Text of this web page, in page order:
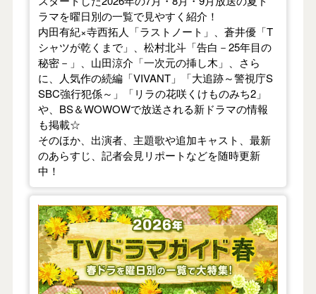
ラマを曜日別の一覧で見やすく紹介！
内田有紀×寺西拓人「ラストノート」、蒼井優「T
シャツが乾くまで」、松村北斗「告白－25年目の
秘密－」、山田涼介「一次元の挿し木」、さら
に、人気作の続編「VIVANT」「大追跡～警視庁S
SBC強行犯係～」「リラの花咲くけものみち2」
や、BS＆WOWOWで放送される新ドラマの情報
も掲載☆
そのほか、出演者、主題歌や追加キャスト、最新
のあらすじ、記者会見リポートなどを随時更新
中！
【2026年春】TVドラマガイド